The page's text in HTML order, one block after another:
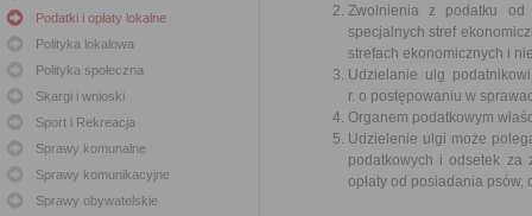
Podatki i opłaty lokalne
Polityka lokalowa
Polityka społeczna
Skargi i wnioski
Sport i Rekreacja
Sprawy komunalne
Sprawy komunikacyjne
Sprawy obywatelskie
Zwolnienia z podatku od
specjalnych stref
strefach ekonomicznych i
Udzielanie ulg
r. o postępowaniu w
Organem podatkowym
Udzielenie ulgi może
podatkowych i odsetek za
opłaty od posiadania psów,